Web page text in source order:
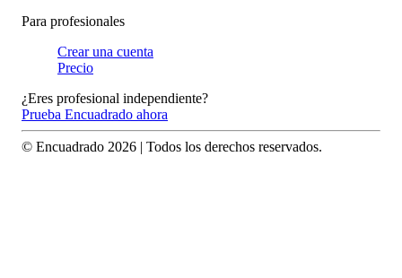
Para profesionales
Crear una cuenta
Precio
¿Eres profesional independiente?
Prueba Encuadrado ahora
© Encuadrado 2026 | Todos los derechos reservados.